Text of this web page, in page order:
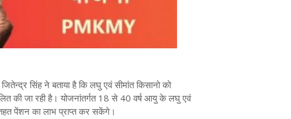
सिंह ने बताया है कि लघु एवं सीमांत किसानो को
की जा रही है। योजनांतर्गत 18 से 40 वर्ष आयु के लघु एवं
पेंशन का लाभ प्राप्त कर सकेंगे।